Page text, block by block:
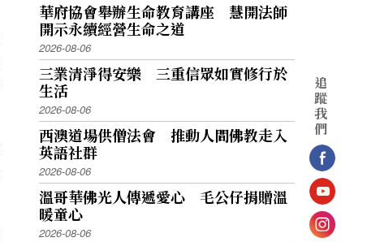
華府協會舉辦生命教育講座 慧開法師
開示永續經營生命之道
2026-08-06
三業清淨得安樂 三重信眾如實修行於
生活
2026-08-06
西澳道場供僧法會 推動人間佛教走入
英語社群
2026-08-06
溫哥華佛光人傳遞愛心 毛公仔捐贈溫
暖童心
2026-08-06
追
蹤
我
們